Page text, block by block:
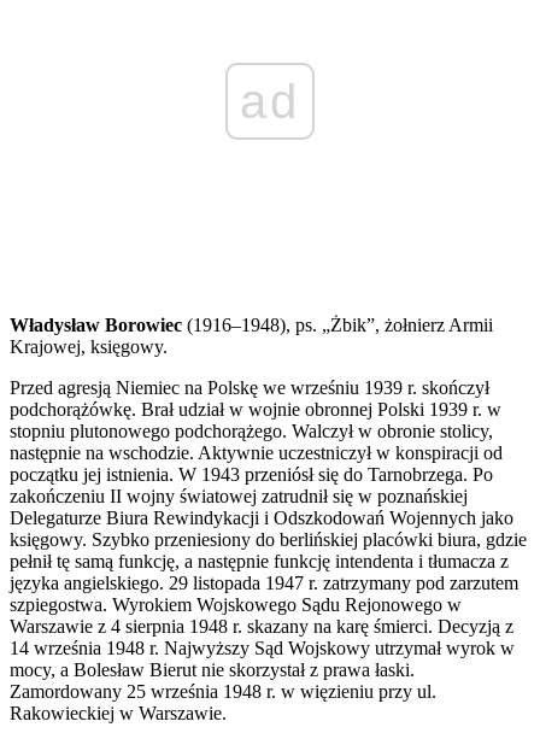
ad
Władysław Borowiec (1916–1948), ps. „Żbik”, żołnierz Armii
Krajowej, księgowy.
Przed agresją Niemiec na Polskę we wrześniu 1939 r. skończył
podchorążówkę. Brał udział w wojnie obronnej Polski 1939 r. w
stopniu plutonowego podchorążego. Walczył w obronie stolicy,
następnie na wschodzie. Aktywnie uczestniczył w konspiracji od
początku jej istnienia. W 1943 przeniósł się do Tarnobrzega. Po
zakończeniu II wojny światowej zatrudnił się w poznańskiej
Delegaturze Biura Rewindykacji i Odszkodowań Wojennych jako
księgowy. Szybko przeniesiony do berlińskiej placówki biura, gdzie
pełnił tę samą funkcję, a następnie funkcję intendenta i tłumacza z
języka angielskiego. 29 listopada 1947 r. zatrzymany pod zarzutem
szpiegostwa. Wyrokiem Wojskowego Sądu Rejonowego w
Warszawie z 4 sierpnia 1948 r. skazany na karę śmierci. Decyzją z
14 września 1948 r. Najwyższy Sąd Wojskowy utrzymał wyrok w
mocy, a Bolesław Bierut nie skorzystał z prawa łaski.
Zamordowany 25 września 1948 r. w więzieniu przy ul.
Rakowieckiej w Warszawie.